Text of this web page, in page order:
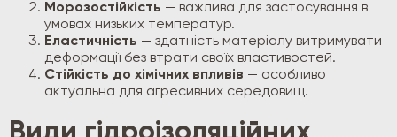
Морозостійкість — важлива для застосування в
умовах низьких температур.
Еластичність — здатність матеріалу витримувати
деформації без втрати своїх властивостей.
Стійкість до хімічних впливів — особливо
актуальна для агресивних середовищ.